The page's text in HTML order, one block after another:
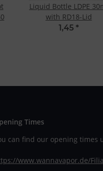
Liquid Bottle LDPE
with RD18-Lid
1,45 *
Times
can find our opening times
www.wannavapor.de/